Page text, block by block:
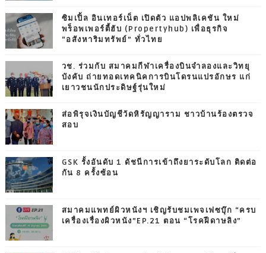
ซิมเปิ้ล อินเทอร์เน็ต เปิดตัว แอปพลิเคชัน ใหม่
พร็อพเพอร์ตี้ฮับ (Propertyhub) เพื่อธุรกิจ
“อสังหาริมทรัพย์” ทั่วไทย
วช. ร่วมกับ สมาคมกีฬาเครื่องบินจำลองและวิทยุ
บังคับ ถ่ายทอดเทคนิคการบินโดรนแปรอักษร แก่
เยาวชนนักประดิษฐ์รุ่นใหม่
ส่อพิรุจเงินบัญชีวัดหิรัญญาราม ชาวบ้านร้องตรวจ
สอบ
GSK รั้งอันดับ 1 ดัชนีการเข้าถึงยาระดับโลก ติดต่อ
กัน 8 ครั้งซ้อน
สมาคมแพทย์ผิวหนังฯ เชิญรับชมเพจเฟซบุ๊ก “ครบ
เครื่องเรื่องผิวหนัง”EP.21 ตอน “โรคฝีดาษลิง”